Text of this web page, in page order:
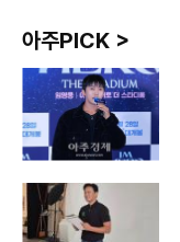
아주PICK >